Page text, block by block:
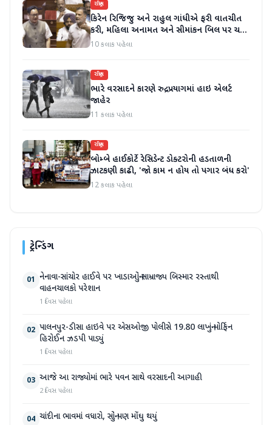
રાષ્ટ્રીય
કિરેન રિજિજુ અને રાહુલ ગાંધીએ ફરી વાતચીત
કરી, મહિલા અનામત અને સીમાંકન બિલ પર ચર્ચા
કરી
10 કલાક પહેલા
રાષ્ટ્રીય
ભારે વરસાદને કારણે રુદ્રપ્રયાગમાં હાઇ એલર્ટ
જાહેર
11 કલાક પહેલા
રાષ્ટ્રીય
બોમ્બે હાઈકોર્ટે રેસિડેન્ટ ડોક્ટરોની હડતાળની
ઝાટકણી કાઢી, 'જો કામ ન હોય તો પગાર બંધ કરો'
12 કલાક પહેલા
ટ્રેન્ડિંગ
01 નેનાવા-સાંચોર હાઈવે પર ખાડાઓનું સામ્રાજ્ય બિસ્માર રસ્તાથી
વાહનચાલકો પરેશાન
1 દિવસ પહેલા
02 પાલનપુર-ડીસા હાઇવે પર એસઓજી પોલીસે 19.80 લાખનું મોર્ફિન
હિરોઈન ઝડપી પાડ્યું
1 દિવસ પહેલા
03 આજે આ રાજ્યોમાં ભારે પવન સાથે વરસાદની આગાહી
2 દિવસ પહેલા
04 ચાંદીના ભાવમાં વધારો, સોનું પણ મોંઘુ થયું